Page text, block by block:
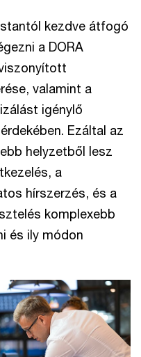
kezdve átfogó
a DORA
valamint a
igénylő
Ezáltal az
helyzetből lesz
a
hírszerzés, és a
komplexebb
és ily módon